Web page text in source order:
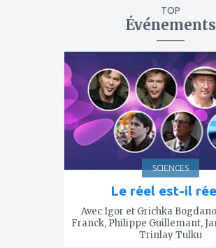
TOP
Événements
mes
favoris
SCIENCES
Le réel est-il
Avec Igor et Grichka
Franck, Philippe Guillemant,
Trinlay Tulku